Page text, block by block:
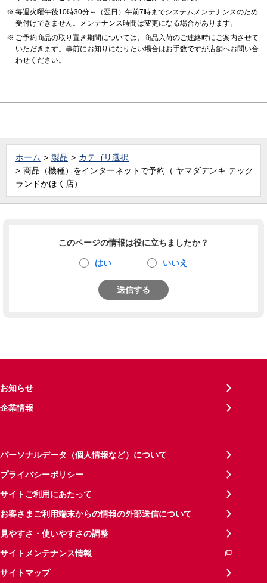
毎週火曜午後10時30分～（翌日）午前7時までシステムメンテナンスのため
受付けできません。メンテナンス時間は変更になる場合があります。
ご予約商品の取り置き期間については、商品入荷のご連絡時にご案内させて
いただきます。事前にお知りになりたい場合はお手数ですが店舗へお問い合
わせください。
ホーム 製品
カテゴリ選択
商品（機種）をインターネットで予約（ ヤマダデンキ テック
ランドかほく店）
このページの情報は役に立ちましたか？
はい いいえ
送信する
お知らせ
企業情報
パーソナルデータ（個人情報など）について
プライバシーポリシー
サイトご利用にあたって
お客さまご利用端末からの情報の外部送信について
見やすさ・使いやすさの調整
サイトメンテナンス情報
サイトマップ